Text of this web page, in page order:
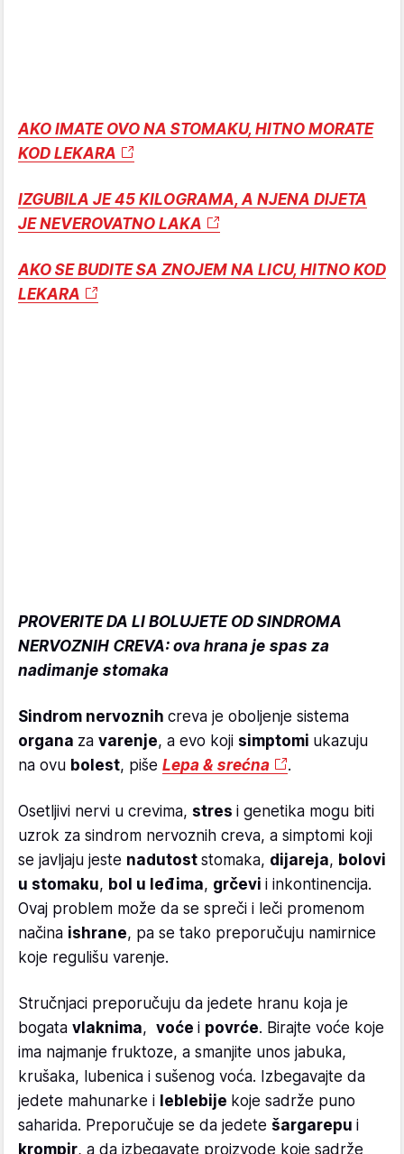
AKO IMATE OVO NA STOMAKU, HITNO MORATE
KOD LEKARA
IZGUBILA JE 45 KILOGRAMA, A NJENA DIJETA
JE NEVEROVATNO LAKA
AKO SE BUDITE SA ZNOJEM NA LICU, HITNO KOD
LEKARA
PROVERITE DA LI BOLUJETE OD SINDROMA
NERVOZNIH CREVA: ova hrana je spas za
nadimanje stomaka
Sindrom nervoznih creva je oboljenje sistema
organa za varenje, a evo koji simptomi ukazuju
na ovu bolest, piše Lepa & srećna .
Osetljivi nervi u crevima, stres i genetika mogu biti
uzrok za sindrom nervoznih creva, a simptomi koji
se javljaju jeste nadutost stomaka, dijareja, bolovi
u stomaku, bol u leđima, grčevi i inkontinencija.
Ovaj problem može da se spreči i leči promenom
načina ishrane, pa se tako preporučuju namirnice
koje regulišu varenje.
Stručnjaci preporučuju da jedete hranu koja je
bogata vlaknima, voće i povrće. Birajte voće koje
ima najmanje fruktoze, a smanjite unos jabuka,
krušaka, lubenica i sušenog voća. Izbegavajte da
jedete mahunarke i leblebije koje sadrže puno
saharida. Preporučuje se da jedete šargarepu i
krompir, a da izbegavate proizvode koje sadrže